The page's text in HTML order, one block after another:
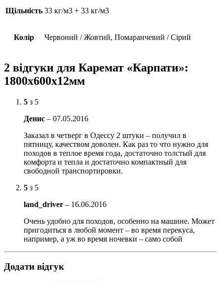
Щільність 33 кг/м3 + 33 кг/м3
Колір Червоний / Жовтий, Помаранчевий / Сірий
2 відгуки для Каремат «Карпати»:
1800х600х12мм
5 з 5
Денис – 07.05.2016
Заказал в четверг в Одессу 2 штуки – получил в
пятницу, качеством доволен. Как раз то что нужно для
походов в теплое время года, достаточно толстый для
комфорта и тепла и достаточно компактный для
свободной транспортировки.
5 з 5
land_driver – 16.06.2016
Очень удобно для походов, особенно на машине. Может
пригодиться в любой момент – во время перекуса,
например, а уж во время ночевки – само собой
Додати відгук